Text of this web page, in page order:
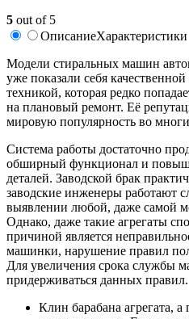
5 out of 5
ОписаниеХарактеристики
Модели стиральных машин
уже показали себя
техникой, которая редко
на плановый ремонт. Её
мировую популярность во
Система работы достаточно
обширный функционал и
деталей. Заводской брак
заводские инженеры работают
выявлении любой, даже самой
Однако, даже такие агрегаты
причиной является
машинки, нарушение правил
Для увеличения срока службы
придерживаться данных правил.
Клин барабана агрегата,